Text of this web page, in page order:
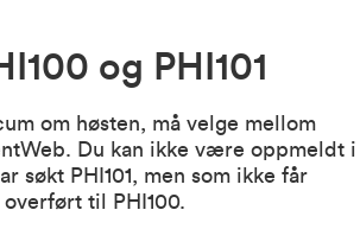
og PHI101
om høsten, må velge mellom
Du kan ikke være oppmeldt i
søkt PHI101, men som ikke får
til PHI100.